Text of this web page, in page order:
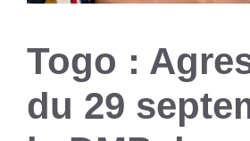
Togo :
du 29